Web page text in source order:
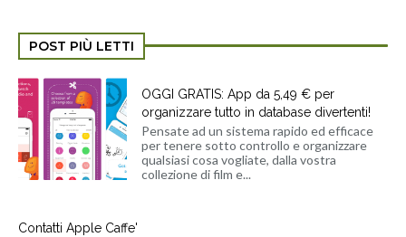
POST PIÙ LETTI
OGGI GRATIS: App da 5,49 € per
organizzare tutto in database divertenti!
Pensate ad un sistema rapido ed efficace
per tenere sotto controllo e organizzare
qualsiasi cosa vogliate, dalla vostra
collezione di film e...
Contatti Apple Caffe'